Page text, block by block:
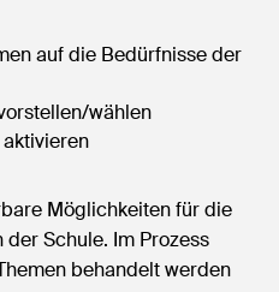
auf die Bedürfnisse der
wählen
Möglichkeiten für die
Schule. Im Prozess
behandelt werden